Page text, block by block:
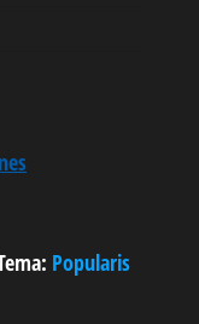
Popularis